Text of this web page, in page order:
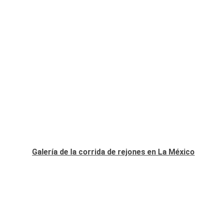
Galería de la corrida de rejones en La México